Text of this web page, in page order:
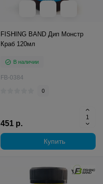
FISHING BAND Дип Монстр
Краб 120мл
В наличии
FB-0384
0
451 р.
Купить